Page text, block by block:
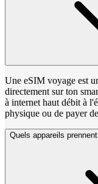
Une eSIM voyage est
directement sur ton
à internet haut débit à
physique ou de payer
Quels appareils